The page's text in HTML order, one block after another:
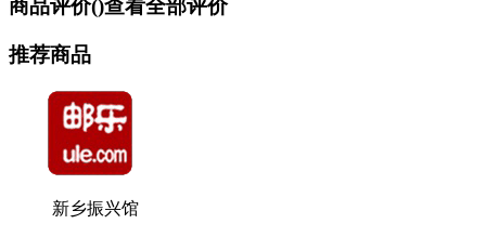
商品评价()查看全部评价
推荐商品
新乡振兴馆